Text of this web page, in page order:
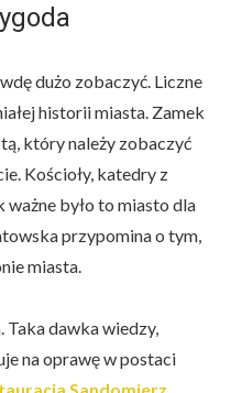
dużo zobaczyć. Liczne
historii miasta. Zamek
który należy zobaczyć
Kościoły, katedry z
było to miasto dla
przypomina o tym,
miasta.
Taka dawka wiedzy,
na oprawę w postaci